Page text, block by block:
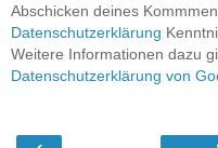
Abschicken deines
Datenschutzerklärung
Weitere Informationen dazu
Datenschutzerklärung von